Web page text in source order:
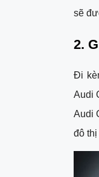
sẽ
2.
Đi
Audi
Audi
đô